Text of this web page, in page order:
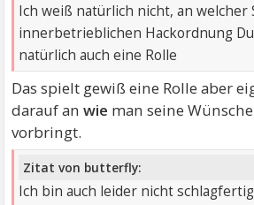
Ich weiß natürlich nicht, an welcher
innerbetrieblichen Hackordnung
natürlich auch eine Rolle
Das spielt gewiß eine Rolle aber
darauf anwie man seine
vorbringt.
Zitat von butterfly:
Ich bin auch leider nicht schlagfertig